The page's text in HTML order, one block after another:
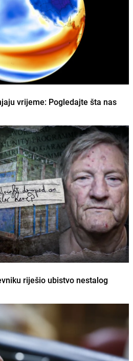
vrijeme: Pogledajte šta nas
riješio ubistvo nestalog